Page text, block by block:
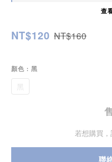
查
NT$120 NT$160
顏色 : 黑
黑
若想購買，
聯